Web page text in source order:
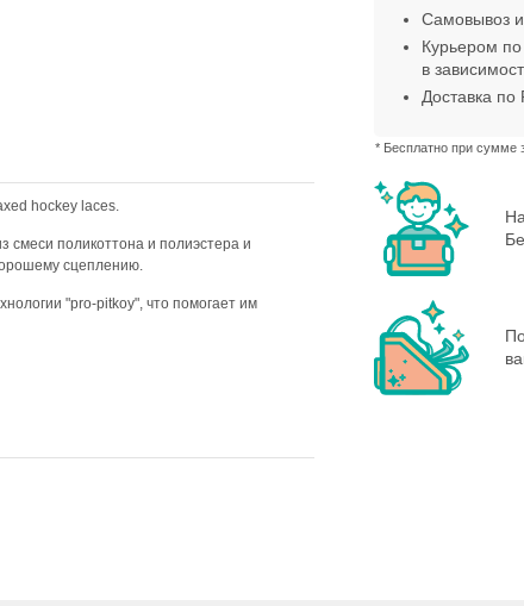
hockey laces.
смеси поликоттона и полиэстера и
сцеплению.
"pro-pitkoy", что помогает им
Самовывоз
Курьером
в
* Бесплатно при сумме
Доставка по